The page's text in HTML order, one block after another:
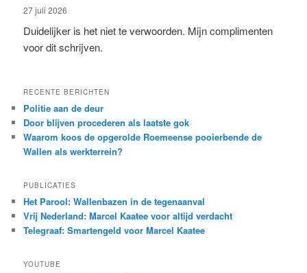
27 juli 2026
Duidelijker is het niet te verwoorden. Mijn complimenten
voor dit schrijven.
RECENTE BERICHTEN
Politie aan de deur
Door blijven procederen als laatste gok
Waarom koos de opgerolde Roemeense pooierbende de
Wallen als werkterrein?
PUBLICATIES
Het Parool: Wallenbazen in de tegenaanval
Vrij Nederland: Marcel Kaatee voor altijd verdacht
Telegraaf: Smartengeld voor Marcel Kaatee
YOUTUBE